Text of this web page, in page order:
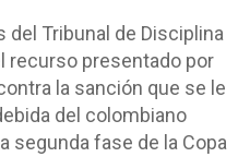
del Tribunal de Disciplina
recurso presentado por
la sanción que se le
del colombiano
segunda fase de la Copa